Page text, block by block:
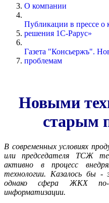
О компании
Публикации в прессе
решения 1С-Рарус»
Газета "Консьержъ".
проблемам
Новыми
старым
В современных условиях
или председателя ТСЖ
активно в процесс
технологии. Казалось бы
однако сфера ЖКХ по-
информатизации.